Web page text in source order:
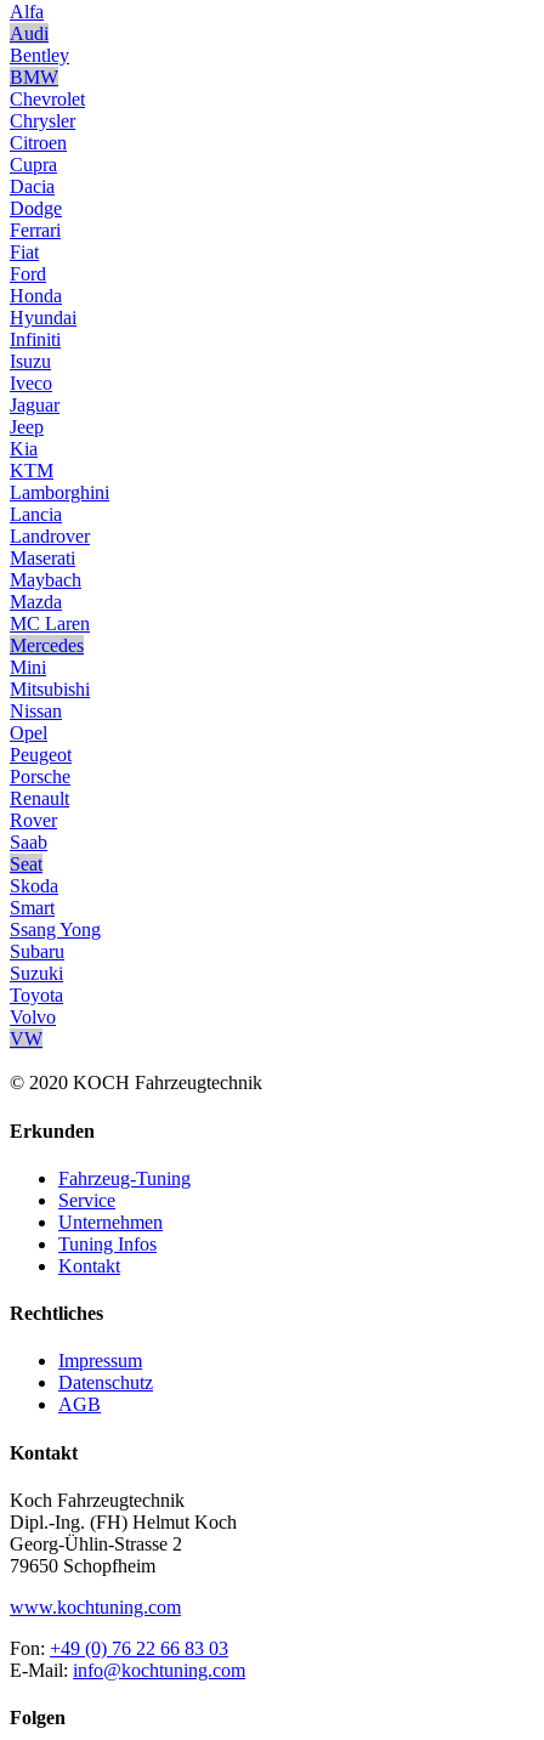
Alfa
Audi
Bentley
BMW
Chevrolet
Chrysler
Citroen
Cupra
Dacia
Dodge
Ferrari
Fiat
Ford
Honda
Hyundai
Infiniti
Isuzu
Iveco
Jaguar
Jeep
Kia
KTM
Lamborghini
Lancia
Landrover
Maserati
Maybach
Mazda
MC Laren
Mercedes
Mini
Mitsubishi
Nissan
Opel
Peugeot
Porsche
Renault
Rover
Saab
Seat
Skoda
Smart
Ssang Yong
Subaru
Suzuki
Toyota
Volvo
VW
© 2020 KOCH Fahrzeugtechnik
Erkunden
Fahrzeug-Tuning
Service
Unternehmen
Tuning Infos
Kontakt
Rechtliches
Impressum
Datenschutz
AGB
Kontakt
Koch Fahrzeugtechnik
Dipl.-Ing. (FH) Helmut Koch
Georg-Ühlin-Strasse 2
79650 Schopfheim
www.kochtuning.com
Fon: +49 (0) 76 22 66 83 03
E-Mail: info@kochtuning.com
Folgen